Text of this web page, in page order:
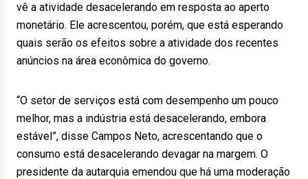
vê a atividade desacelerando em resposta ao aperto
monetário. Ele acrescentou, porém, que está esperando
quais serão os efeitos sobre a atividade dos recentes
anúncios na área econômica do governo.
“O setor de serviços está com desempenho um pouco
melhor, mas a indústria está desacelerando, embora
estável”, disse Campos Neto, acrescentando que o
consumo está desacelerando devagar na margem. O
presidente da autarquia emendou que há uma moderação